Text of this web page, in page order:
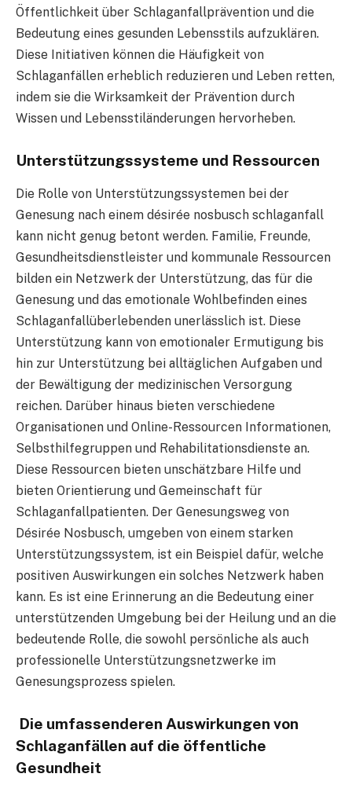
Öffentlichkeit über Schlaganfallprävention und die
Bedeutung eines gesunden Lebensstils aufzuklären.
Diese Initiativen können die Häufigkeit von
Schlaganfällen erheblich reduzieren und Leben retten,
indem sie die Wirksamkeit der Prävention durch
Wissen und Lebensstiländerungen hervorheben.
Unterstützungssysteme und Ressourcen
Die Rolle von Unterstützungssystemen bei der
Genesung nach einem désirée nosbusch schlaganfall
kann nicht genug betont werden. Familie, Freunde,
Gesundheitsdienstleister und kommunale Ressourcen
bilden ein Netzwerk der Unterstützung, das für die
Genesung und das emotionale Wohlbefinden eines
Schlaganfallüberlebenden unerlässlich ist. Diese
Unterstützung kann von emotionaler Ermutigung bis
hin zur Unterstützung bei alltäglichen Aufgaben und
der Bewältigung der medizinischen Versorgung
reichen. Darüber hinaus bieten verschiedene
Organisationen und Online-Ressourcen Informationen,
Selbsthilfegruppen und Rehabilitationsdienste an.
Diese Ressourcen bieten unschätzbare Hilfe und
bieten Orientierung und Gemeinschaft für
Schlaganfallpatienten. Der Genesungsweg von
Désirée Nosbusch, umgeben von einem starken
Unterstützungssystem, ist ein Beispiel dafür, welche
positiven Auswirkungen ein solches Netzwerk haben
kann. Es ist eine Erinnerung an die Bedeutung einer
unterstützenden Umgebung bei der Heilung und an die
bedeutende Rolle, die sowohl persönliche als auch
professionelle Unterstützungsnetzwerke im
Genesungsprozess spielen.
Die umfassenderen Auswirkungen von
Schlaganfällen auf die öffentliche
Gesundheit